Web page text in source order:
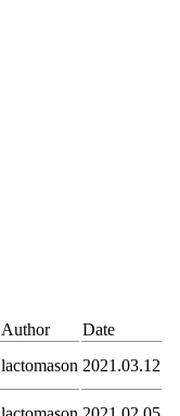
Author
Date
lactomason 2021.03.12